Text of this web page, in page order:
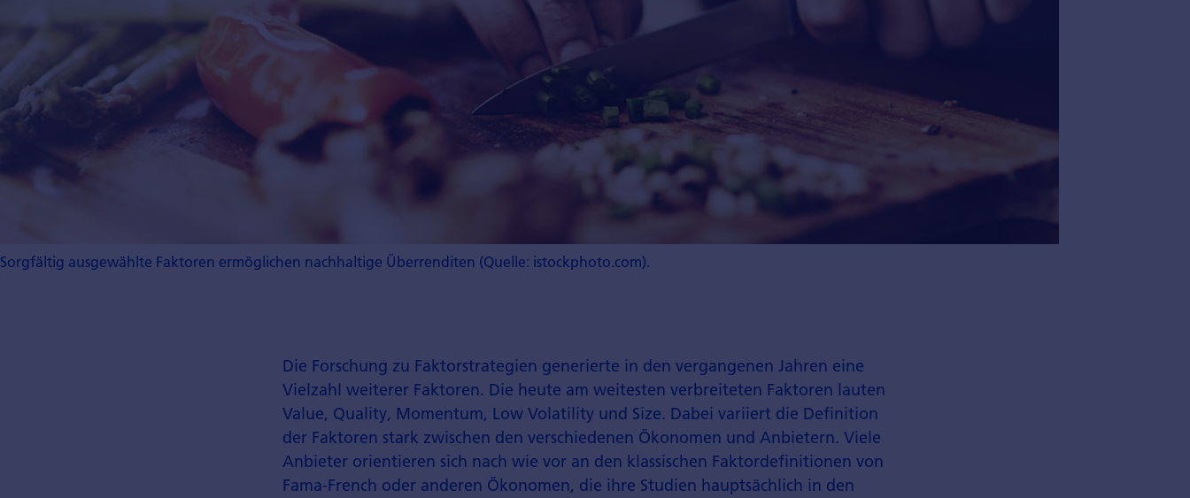
Sorgfältig ausgewählte Faktoren ermöglichen nachhaltige Überrenditen (Quelle: istockphoto.com).
Die Forschung zu Faktorstrategien generierte in den vergangenen Jahren eine
Vielzahl weiterer Faktoren. Die heute am weitesten verbreiteten Faktoren lauten
Value, Quality, Momentum, Low Volatility und Size. Dabei variiert die Definition
der Faktoren stark zwischen den verschiedenen Ökonomen und Anbietern. Viele
Anbieter orientieren sich nach wie vor an den klassischen Faktordefinitionen von
Fama-French oder anderen Ökonomen, die ihre Studien hauptsächlich in den